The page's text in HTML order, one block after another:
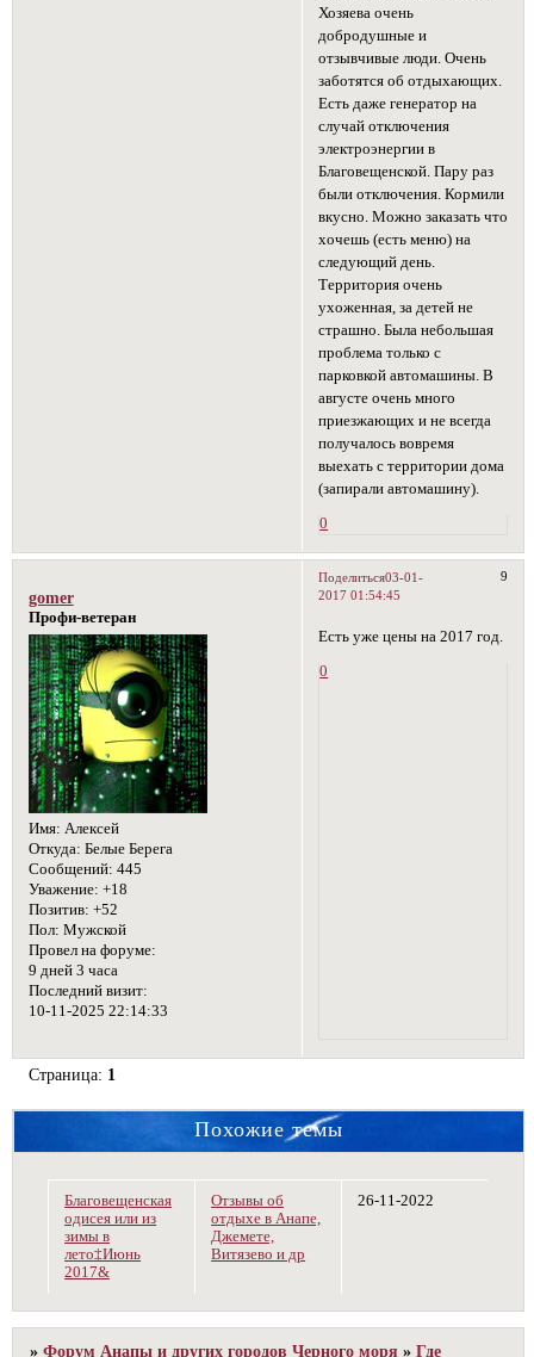
Хозяева очень
добродушные и
отзывчивые люди. Очень
заботятся об отдыхающих.
Есть даже генератор на
случай отключения
электроэнергии в
Благовещенской. Пару раз
были отключения. Кормили
вкусно. Можно заказать что
хочешь (есть меню) на
следующий день.
Территория очень
ухоженная, за детей не
страшно. Была небольшая
проблема только с
парковкой автомашины. В
августе очень много
приезжающих и не всегда
получалось вовремя
выехать с территории дома
(запирали автомашину).
0
Поделиться 9
03-01-
2017 01:54:45
gomer
Профи-ветеран
Имя: Алексей
Откуда: Белые Берега
Сообщений: 445
Уважение: +18
Позитив: +52
Пол: Мужской
Провел на форуме:
9 дней 3 часа
Последний визит:
10-11-2025 22:14:33
Есть уже цены на 2017 год.
0
Страница: 1
Похожие темы
Благовещенская
одисея или из
зимы в
лето‡Июнь
2017&
Отзывы об
отдыхе в Анапе,
Джемете,
Витязево и др
26-11-2022
»Форум Анапы и других городов Черного моря »Где